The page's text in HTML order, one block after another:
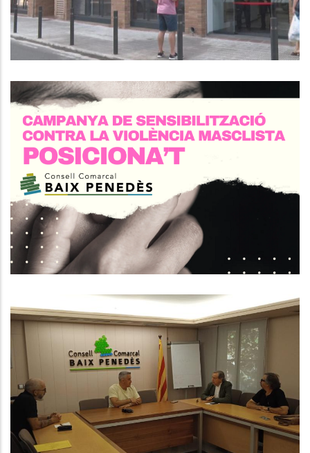
Ocupació
Es Tracta D’una Campanya De
Sensibilització Per A Establiments
Comercials I Locals De
Restauració Dirigit A L'entorn De
Les Víctimes. Aquesta Iniciativa
Pretén La Implicació I
Responsabilitat Del Conjunt De La
Societat En La Lluita Contra La
Violència En
S. socials
El Consell Comarcal Del Baix
Penedès Dona Suport A L'eix
Transversal Ferroviari I Se Suma A
La Demanda D’un Transport Públic
De Qualitat Al Penedès
P. econòmica